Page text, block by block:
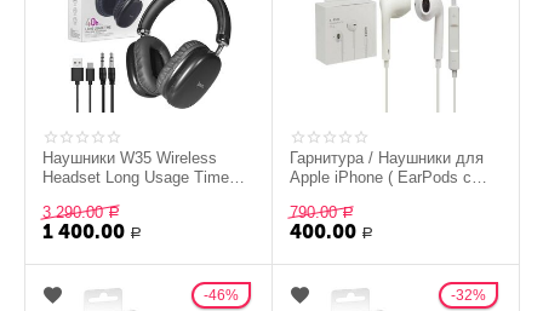
Наушники W35 Wireless
Headset Long Usage Time
3 290.00 Р
1 400.00 Р
Гарнитура / Наушники для
Apple iPhone ( EarPods с
790.00 Р
400.00 Р
46% 32%